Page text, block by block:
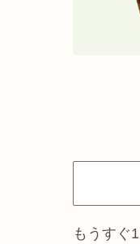
もうすぐ